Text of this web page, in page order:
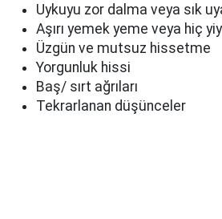
Uykuyu zor dalma veya sık
Aşırı yemek yeme veya hiç
Üzgün ve mutsuz hissetme
Yorgunluk hissi
Baş/ sırt ağrıları
Tekrarlanan düşünceler